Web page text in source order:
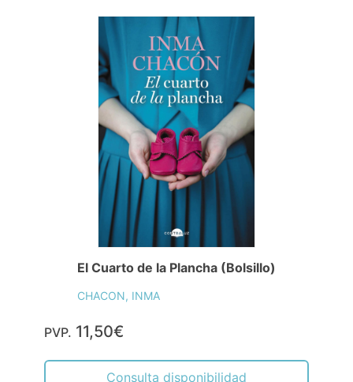
El Cuarto de la Plancha (Bolsillo)
CHACON, INMA
PVP. 11,50€
Consulta disponibilidad